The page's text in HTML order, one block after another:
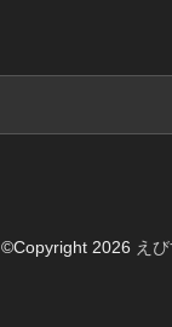
©Copyright 2026 え